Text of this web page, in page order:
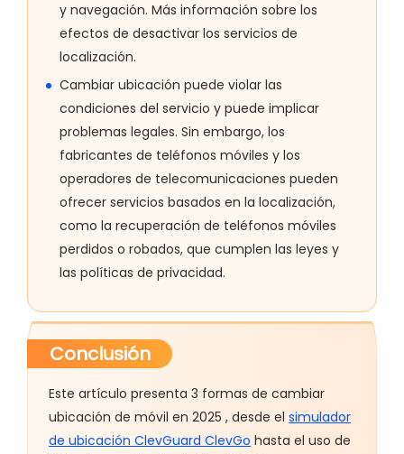
y navegación. Más información sobre los
efectos de desactivar los servicios de
localización.
Cambiar ubicación puede violar las
condiciones del servicio y puede implicar
problemas legales. Sin embargo, los
fabricantes de teléfonos móviles y los
operadores de telecomunicaciones pueden
ofrecer servicios basados en la localización,
como la recuperación de teléfonos móviles
perdidos o robados, que cumplen las leyes y
las políticas de privacidad.
Conclusión
Este artículo presenta 3 formas de cambiar
ubicación de móvil en 2025 , desde el simulador
de ubicación ClevGuard ClevGo hasta el uso de